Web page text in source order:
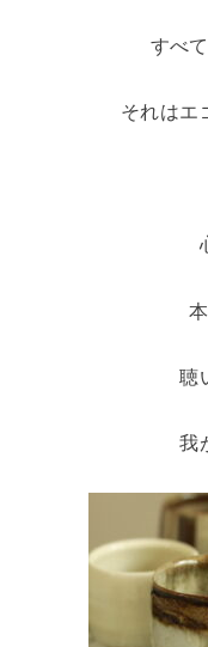
すべ
それはエ
聴
我